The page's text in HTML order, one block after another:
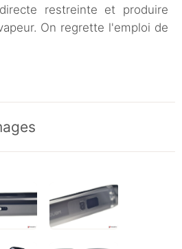
restreinte et produire
On regrette l'emploi de